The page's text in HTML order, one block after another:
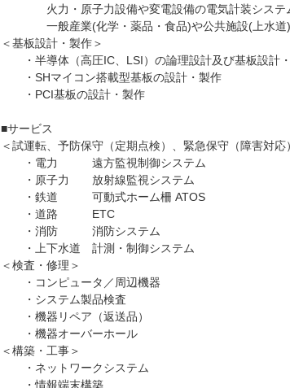
火力・原子力設備や変電設備の電気計装システ
一般産業(化学・薬品・食品)や公共施設(上水道)
＜基板設計・製作＞
・半導体（高圧IC、LSI）の論理設計及び基板設計
・SHマイコン搭載型基板の設計・製作
・PCI基板の設計・製作
■サービス
＜試運転、予防保守（定期点検）、緊急保守（障害対応
・電力 遠方監視制御システム
・原子力 放射線監視システム
・鉄道 可動式ホーム柵 ATOS
・道路 ETC
・消防 消防システム
・上下水道 計測・制御システム
＜検査・修理＞
・コンピュータ／周辺機器
・システム製品検査
・機器リペア（返送品）
・機器オーバーホール
＜構築・工事＞
・ネットワークシステム
・情報端末構築